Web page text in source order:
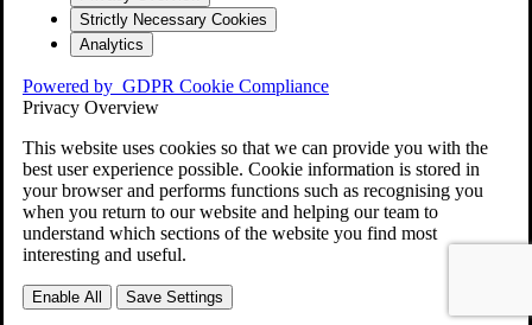
Strictly Necessary Cookies
Analytics
Powered by GDPR Cookie Compliance
Privacy Overview
This website uses cookies so that we can provide you with the
best user experience possible. Cookie information is stored in
your browser and performs functions such as recognising you
when you return to our website and helping our team to
understand which sections of the website you find most
interesting and useful.
Enable All Save Settings